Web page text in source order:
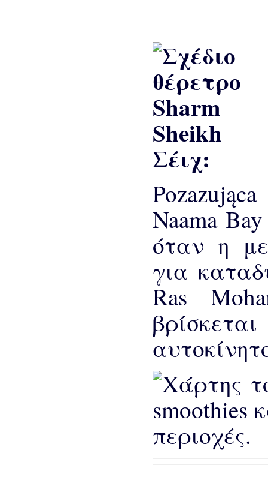
Σέιχ:
Naama
όταν η
για
Ras